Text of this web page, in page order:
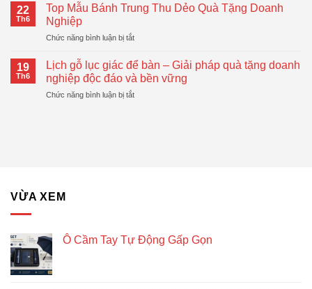
Thiết
–
Quà
Doanh
Nghiệp
Quả
Tay
Động
Gọn
Đang
Xu
22
Th6
Top Mẫu Bánh Trung Thu Dẻo Quà Tặng Doanh
Nghiệp
Chức năng bình luận bị tắtở
Mẫu
Bánh
Trung
Thu
19
Th6
Lịch gỗ lục giác để bàn – Giải pháp quà tặng doanh
nghiệp độc đáo và bền vững
Chức năng bình luận bị tắtở
doanh
nghiệp
VỪA XEM
Ô Cầm Tay Tự Động Gấp Gọn